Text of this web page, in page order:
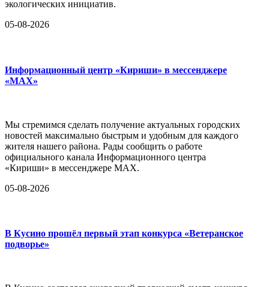
экологических инициатив.
05-08-2026
Информационный центр «Кириши» в мессенджере
«MAX»
Мы стремимся сделать получение актуальных городских
новостей максимально быстрым и удобным для каждого
жителя нашего района. Рады сообщить о работе
официального канала Информационного центра
«Кириши» в мессенджере MAX.
05-08-2026
В Кусино прошёл первый этап конкурса «Ветеранское
подворье»